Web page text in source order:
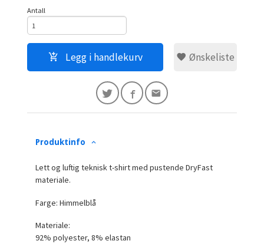
Antall
Legg i handlekurv Ønskeliste
Produktinfo
Lett og luftig teknisk t-shirt med pustende DryFast
materiale.
Farge: Himmelblå
Materiale:
92% polyester, 8% elastan